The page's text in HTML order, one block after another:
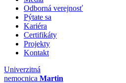
Odborná verejnosť
Pýtate sa
Kariéra
Certifikáty
Projekty
Kontakt
Univerzitná
nemocnica Martin